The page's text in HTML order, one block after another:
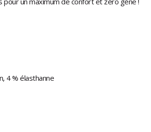
4 % élasthanne